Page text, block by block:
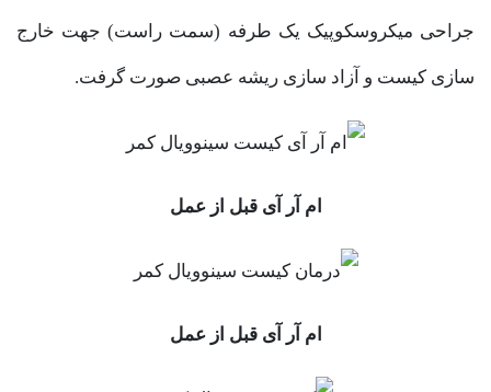
جراحی میکروسکوپیک یک طرفه (سمت راست) جهت خارج
سازی کیست و آزاد سازی ریشه عصبی صورت گرفت.
ام آر آی قبل از عمل
ام آر آی قبل از عمل